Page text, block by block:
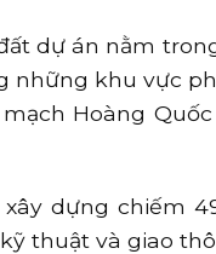
dự án nằm
những khu vực
Hoàng
dựng chiếm
thuật và giao